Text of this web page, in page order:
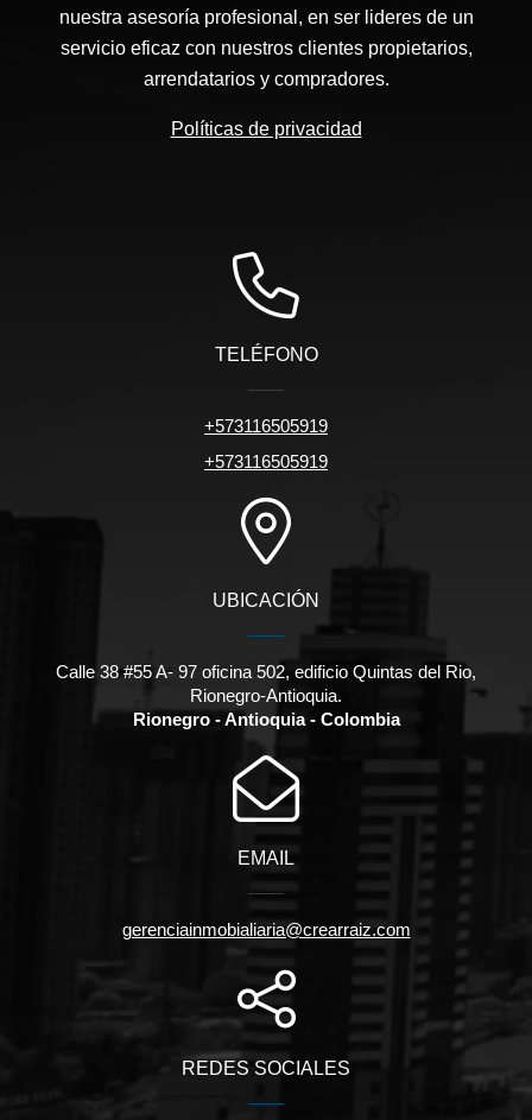
nuestra asesoría profesional, en ser lideres de un
servicio eficaz con nuestros clientes propietarios,
arrendatarios y compradores.
Políticas de privacidad
TELÉFONO
+573116505919
+573116505919
UBICACIÓN
Calle 38 #55 A- 97 oficina 502, edificio Quintas del Rio,
Rionegro-Antioquia.
Rionegro - Antioquia - Colombia
EMAIL
gerenciainmobialiaria@crearraiz.com
REDES SOCIALES